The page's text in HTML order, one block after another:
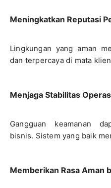
Meningkatkan Reputasi
Lingkungan yang aman
dan terpercaya di mata
Menjaga Stabilitas
Gangguan keamanan
bisnis. Sistem yang baik
Memberikan Rasa Aman